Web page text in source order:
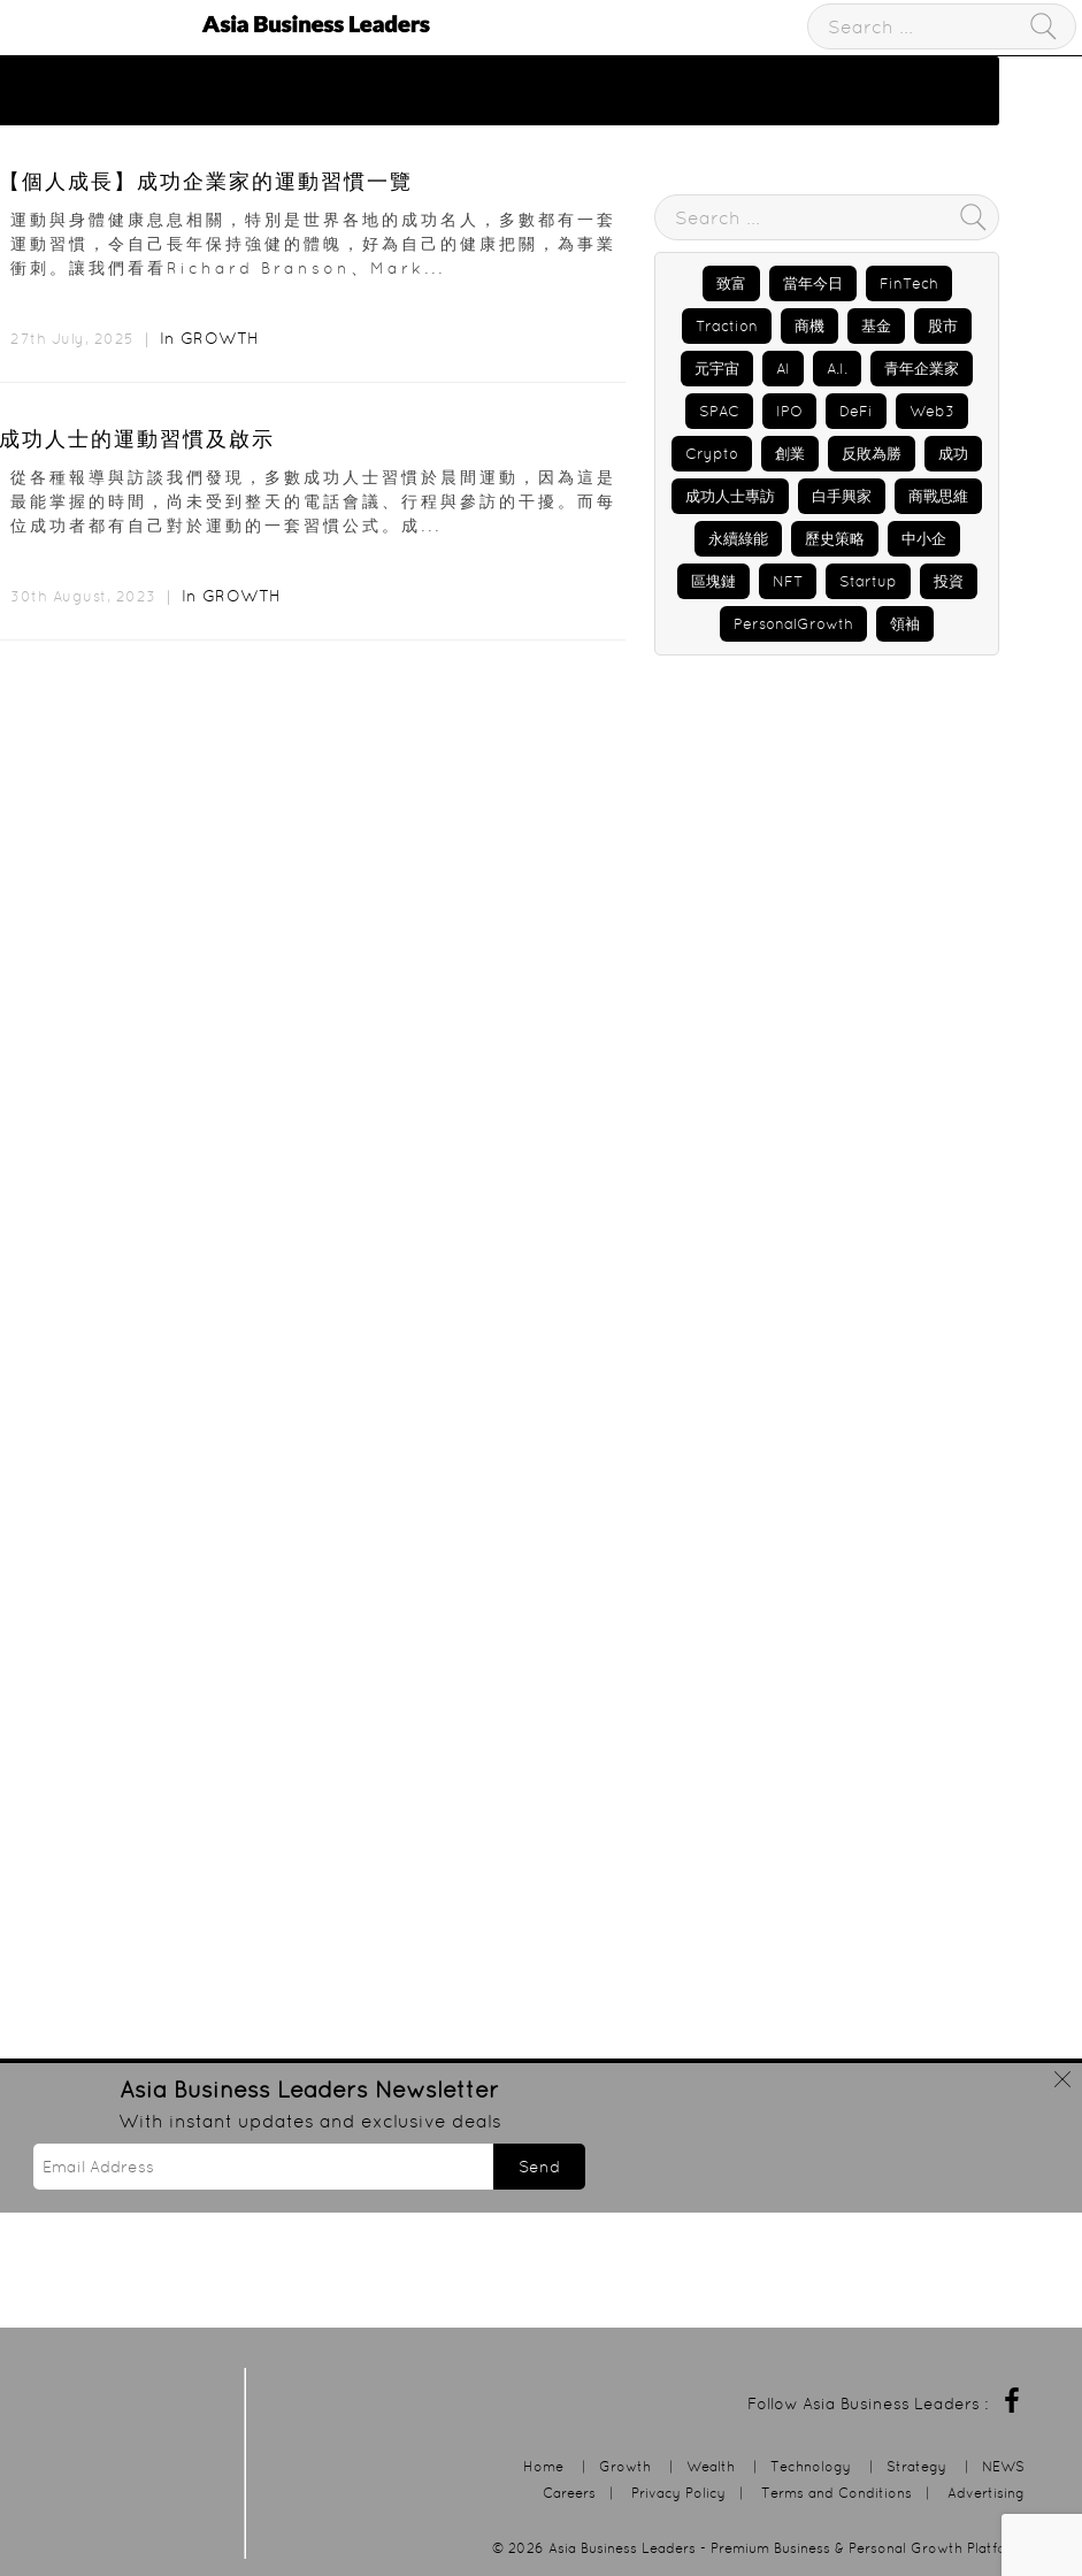
【個人成長】成功企業家的運動習慣一覽
運動與身體健康息息相關，特別是世界各地的成功名人，多數都有一套
運動習慣，令自己長年保持強健的體魄，好為自己的健康把關，為事業
衝刺。讓我們看看Richard Branson、Mark...
27th July, 2025 ｜ In GROWTH
成功人士的運動習慣及啟示
從各種報導與訪談我們發現，多數成功人士習慣於晨間運動，因為這是
最能掌握的時間，尚未受到整天的電話會議、行程與參訪的干擾。而每
位成功者都有自己對於運動的一套習慣公式。成...
30th August, 2023 ｜ In GROWTH
致富 當年今日 FinTech
Traction 商機 基金 股市
元宇宙 AI A.I. 青年企業家
SPAC IPO DeFi Web3
Crypto 創業 反敗為勝 成功
成功人士專訪 白手興家 商戰思維
永續綠能 歷史策略 中小企
區塊鏈 NFT Startup 投資
PersonalGrowth 領袖
Asia Business Leaders Newsletter
With instant updates and exclusive deals
Send
Follow Asia Business Leaders :
Home | Growth | Wealth | Technology | Strategy |
NEWS
Careers
| Privacy Policy | Terms and Conditions | Advertising
© 2026 Asia Business Leaders - Premium Business & Personal Growth Platform